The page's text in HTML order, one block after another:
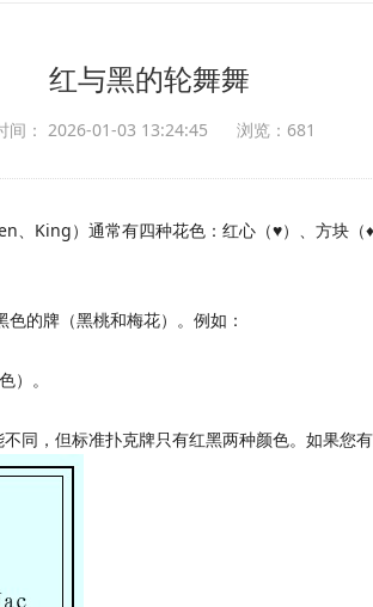
红与黑的轮舞舞
间： 2026-01-03 13:24:45 浏览：681
King）通常有四种花色：红心（♥）、方块（
的牌（黑桃和梅花）。例如：
）。
同，但标准扑克牌只有红黑两种颜色。如果您